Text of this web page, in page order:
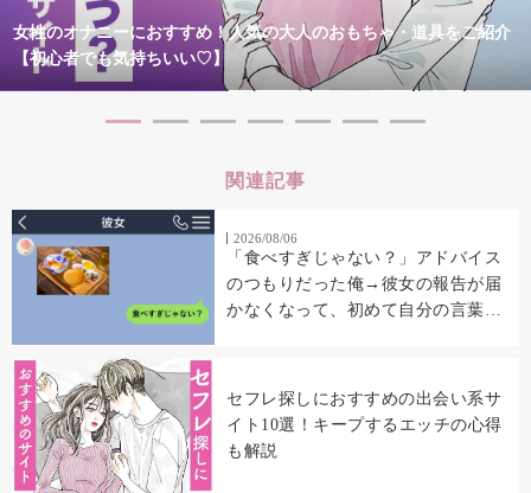
女性のオナニーにおすすめ！人気の大人のおもちゃ・道具をご紹介
【初心者でも気持ちいい♡】
関連記事
2026/08/06
「食べすぎじゃない？」アドバイス
のつもりだった俺→彼女の報告が届
かなくなって、初めて自分の言葉を
セフレ探しにおすすめの出会い系サ
イト10選！キープするエッチの心得
も解説